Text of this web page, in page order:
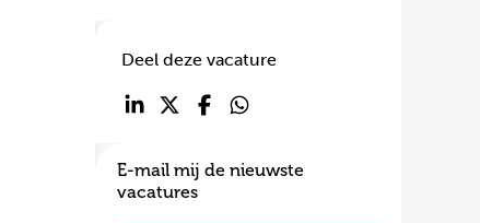
Deel deze vacature
E-mail mij de nieuwste
vacatures